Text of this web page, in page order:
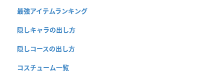
最強アイテムランキング
隠しキャラの出し方
隠しコースの出し方
コスチューム一覧